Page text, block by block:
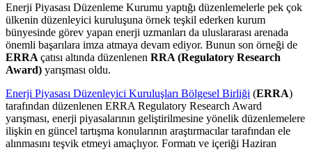
Enerji Piyasası Düzenleme Kurumu yaptığı düzenlemelerle pek çok
ülkenin düzenleyici kuruluşuna örnek teşkil ederken kurum
bünyesinde görev yapan enerji uzmanları da uluslararası arenada
önemli başarılara imza atmaya devam ediyor. Bunun son örneği de
ERRA çatısı altında düzenlenen RRA (Regulatory Research
Award) yarışması oldu.
Enerji Piyasası Düzenleyici Kuruluşları Bölgesel Birliği (ERRA)
tarafından düzenlenen ERRA Regulatory Research Award
yarışması, enerji piyasalarının geliştirilmesine yönelik düzenlemelere
ilişkin en güncel tartışma konularının araştırmacılar tarafından ele
alınmasını teşvik etmeyi amaçlıyor. Formatı ve içeriği Haziran